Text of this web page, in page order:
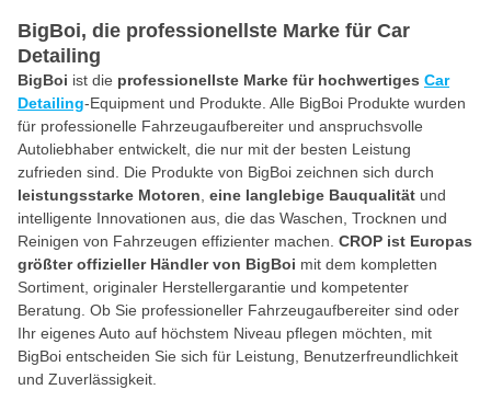
BigBoi, die professionellste Marke für Car
Detailing
BigBoi ist die professionellste Marke für hochwertiges Car
Detailing-Equipment und Produkte. Alle BigBoi Produkte wurden
für professionelle Fahrzeugaufbereiter und anspruchsvolle
Autoliebhaber entwickelt, die nur mit der besten Leistung
zufrieden sind. Die Produkte von BigBoi zeichnen sich durch
leistungsstarke Motoren eine langlebige Bauqualität und
intelligente Innovationen aus, die das Waschen, Trocknen und
Reinigen von Fahrzeugen effizienter machen. CROP ist Europas
größter offizieller Händler von BigBoi mit dem kompletten
Sortiment, originaler Herstellergarantie und kompetenter
Beratung. Ob Sie professioneller Fahrzeugaufbereiter sind oder
Ihr eigenes Auto auf höchstem Niveau pflegen möchten, mit
BigBoi entscheiden Sie sich für Leistung, Benutzerfreundlichkeit
und Zuverlässigkeit.